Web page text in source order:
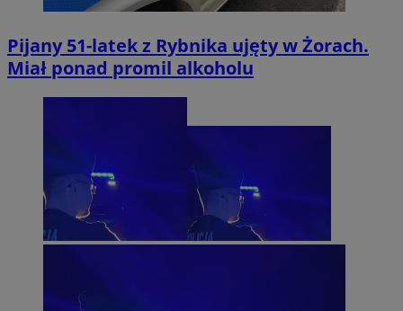
Pijany 51-latek z Rybnika ujęty w Żorach.
Miał ponad promil alkoholu